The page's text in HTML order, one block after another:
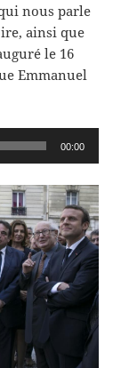
nous parle
ainsi que
le 16
Emmanuel
00:00